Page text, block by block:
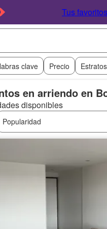
Tus favoritos
clave Precio Estratos
en arriendo en
disponibles
Popularidad